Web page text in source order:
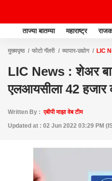
ताज्या बातम्या महाराष्ट्र
मुख्यपृष्ठ फोटो गॅलरी व्यापार-उद्योग
LIC
LIC News : शेअर
एलआयसीला 42 हजार
Written By :एबीपी माझा वेब टीम
Updated at : 02 Jun 2022 03:29 PM